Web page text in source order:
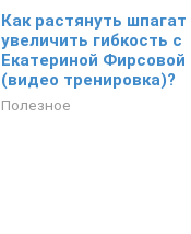
Как растянуть шпагат
увеличить гибкость с
Екатериной Фирсовой
(видео тренировка)?
Полезное